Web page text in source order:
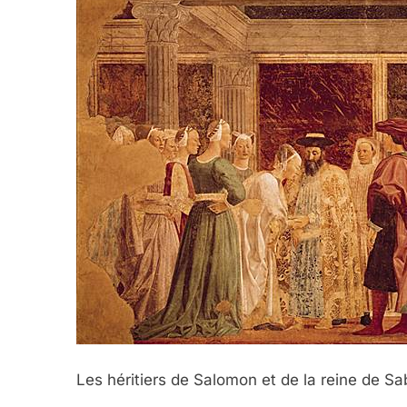
Les héritiers de Salomon et de la reine de